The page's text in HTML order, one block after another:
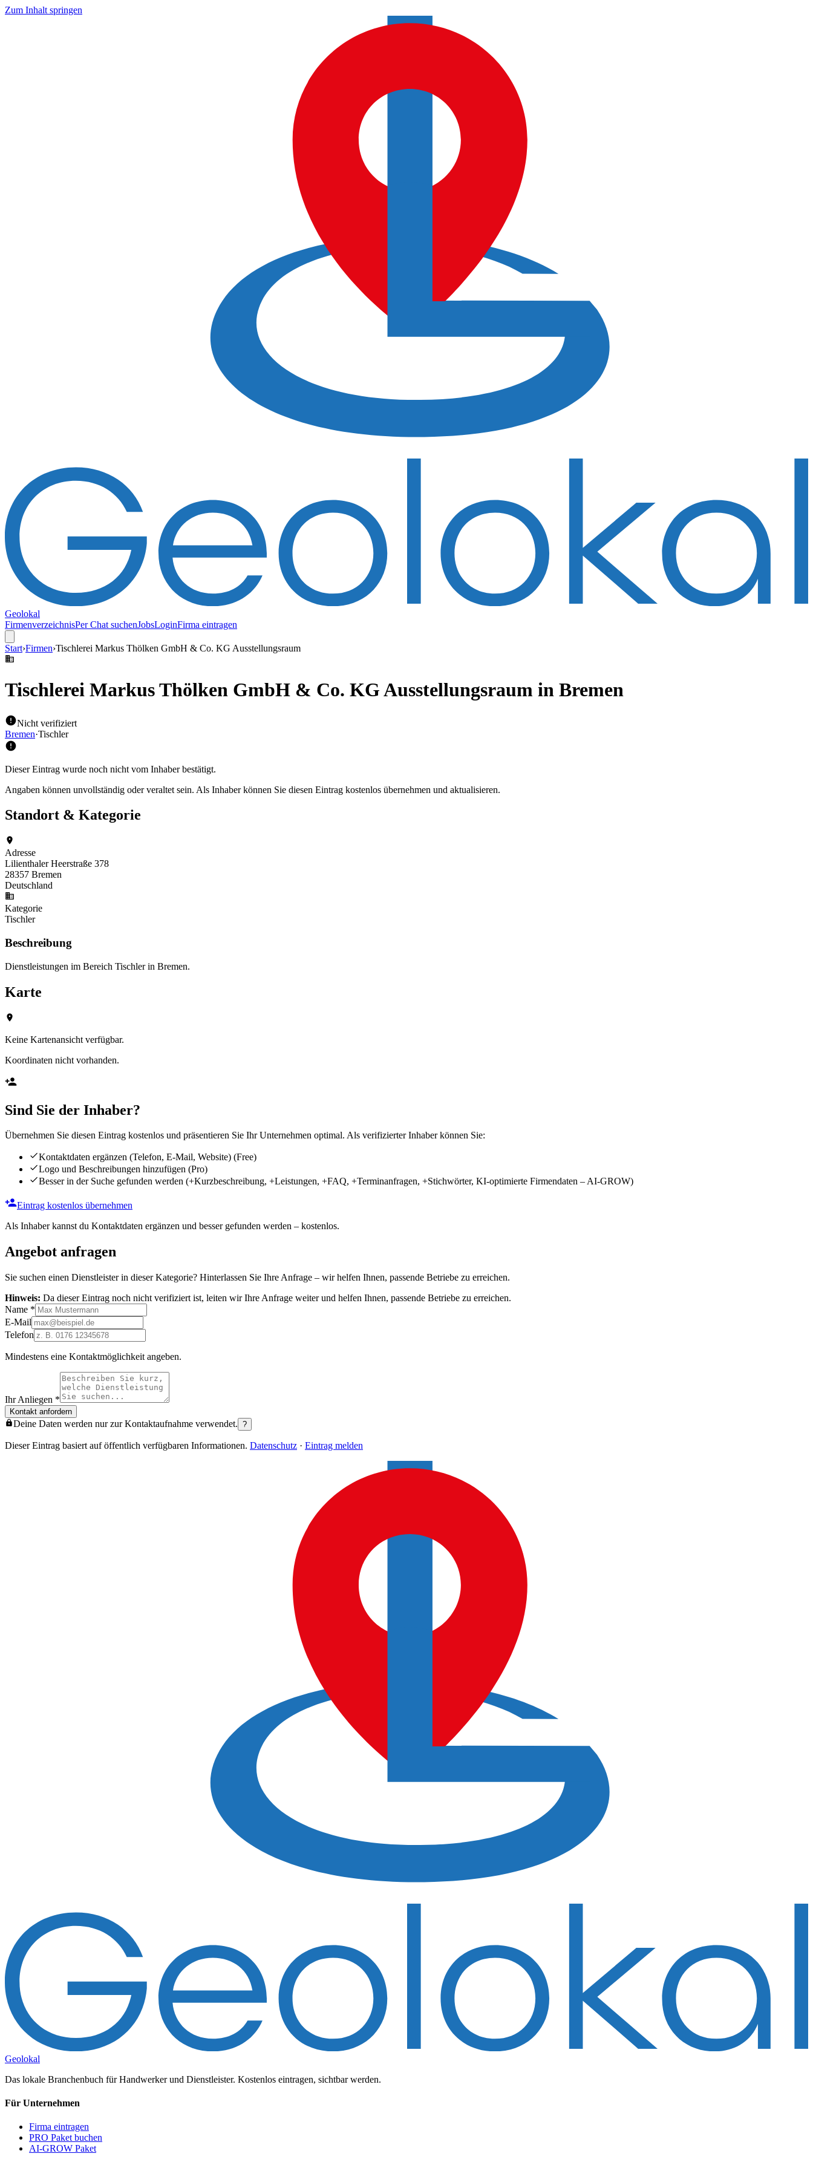
Zum Inhalt springen
Geolokal
FirmenverzeichnisPer Chat suchenJobsLoginFirma eintragen
Start›Firmen›Tischlerei Markus Thölken GmbH & Co. KG Ausstellungsraum
Tischlerei Markus Thölken GmbH & Co. KG Ausstellungsraum in Bremen
Nicht verifiziert
Bremen·Tischler
Dieser Eintrag wurde noch nicht vom Inhaber bestätigt.
Angaben können unvollständig oder veraltet sein. Als Inhaber können Sie diesen Eintrag kostenlos übernehmen und aktualisieren.
Standort & Kategorie
Adresse
Lilienthaler Heerstraße 378
28357 Bremen
Deutschland
Kategorie
Tischler
Beschreibung
Dienstleistungen im Bereich Tischler in Bremen.
Karte
Keine Kartenansicht verfügbar.
Koordinaten nicht vorhanden.
Sind Sie der Inhaber?
Übernehmen Sie diesen Eintrag kostenlos und präsentieren Sie Ihr Unternehmen optimal. Als verifizierter Inhaber können Sie:
Kontaktdaten ergänzen (Telefon, E-Mail, Website) (Free)
Logo und Beschreibungen hinzufügen (Pro)
Besser in der Suche gefunden werden (+Kurzbeschreibung, +Leistungen, +FAQ, +Terminanfragen, +Stichwörter, KI-optimierte Firmendaten – AI-GROW)
Eintrag kostenlos übernehmen
Als Inhaber kannst du Kontaktdaten ergänzen und besser gefunden werden – kostenlos.
Angebot anfragen
Sie suchen einen Dienstleister in dieser Kategorie? Hinterlassen Sie Ihre Anfrage – wir helfen Ihnen, passende Betriebe zu erreichen.
Hinweis: Da dieser Eintrag noch nicht verifiziert ist, leiten wir Ihre Anfrage weiter und helfen Ihnen, passende Betriebe zu erreichen.
Name *
E-Mail
Telefon
Mindestens eine Kontaktmöglichkeit angeben.
Ihr Anliegen *
Kontakt anfordern
Deine Daten werden nur zur Kontaktaufnahme verwendet. ?
Dieser Eintrag basiert auf öffentlich verfügbaren Informationen. Datenschutz · Eintrag melden
Geolokal
Das lokale Branchenbuch für Handwerker und Dienstleister. Kostenlos eintragen, sichtbar werden.
Für Unternehmen
Firma eintragen
PRO Paket buchen
AI-GROW Paket